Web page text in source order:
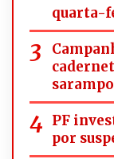
quarta-
PF
por